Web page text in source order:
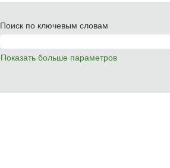
Поиск по ключевым словам
Показать больше параметров